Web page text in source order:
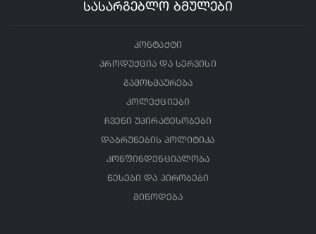
სასარგებლო ბმულები
კონტაქტი
პროდუქცია და სერვისი
გამოხმაურება
კოლექციები
ჩვენი უპირატესობები
დაბრუნების პოლიტიკა
კონფინდენციალობა
წესები და პირობები
მიწოდება